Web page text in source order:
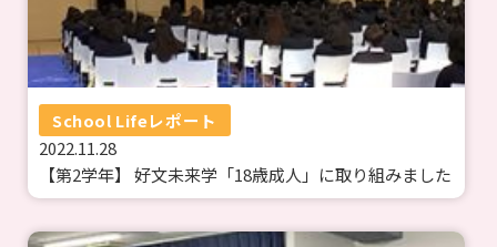
School Lifeレポート
2022.11.28
【第2学年】 好文未来学「18歳成人」に取り組みました